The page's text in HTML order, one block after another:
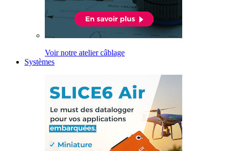
Voir notre atelier câblage
Systèmes